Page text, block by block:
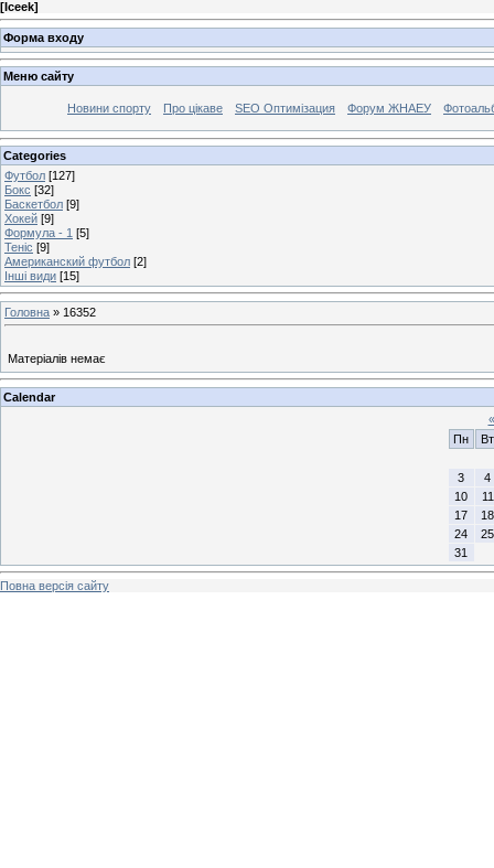
[Iceek]
Форма входу
Меню сайту
Новини спорту Про цікаве SEO Оптимізация Форум ЖНАЕУ
Categories
Футбол [127]
Бокс [32]
Баскетбол [9]
Хокей [9]
Формула - 1 [5]
Теніс [9]
Американский футбол [2]
Інші види [15]
Головна » 16352
Матеріалів немає
Calendar
«
Пн
Вт
3
4
10
11
17
18
24
25
31
Повна версія сайту